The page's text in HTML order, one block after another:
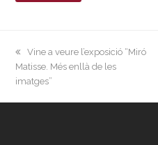
previous
post:
Vine a veure l’exposició “Miró
Matisse. Més enllà de les
imatges”